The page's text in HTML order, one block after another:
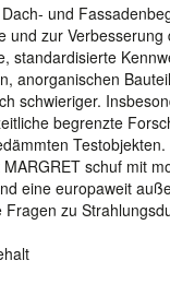
und
und zur
standardisierte
anorganischen
schwieriger.
begrenzte
schuf mit
eine europaweit
zu